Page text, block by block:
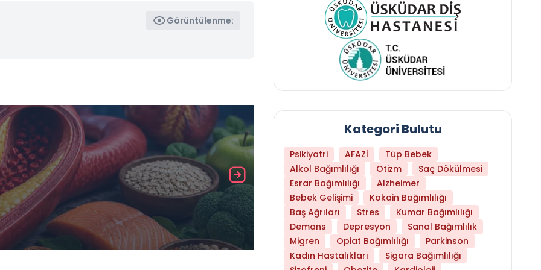
Görüntülenme:
Daha Az Protein Tüketmek Yaşlanmayı
Kategori Bulutu
Psikiyatri AFAZİ
Tüp Bebek
Alkol Bağımlılığı
Otizm
Saç Dökülmesi
Esrar Bağımlılığı
Alzheimer
Bebek Gelişimi
Kokain Bağımlılığı
Baş Ağrıları
Stres
Kumar Bağımlılığı
Demans
Depresyon
Sanal Bağımlılık
Migren
Opiat Bağımlılığı
Parkinson
Kadın Hastalıkları
Sigara Bağımlılığı